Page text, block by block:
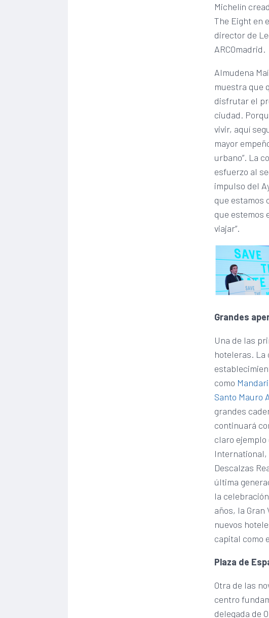
Michelín
The Eight en
director de
ARCOmadrid.
Almudena
muestra que
disfrutar el
ciudad.
vivir, aquí
mayor
urbano”. La
esfuerzo al
impulso del
que estamos
que estemos
viajar”.
Grandes
Una de las
hoteleras. La
como
Santo Mauro
grandes
continuará
claro
International,
Descalzas
última
la
años, la Gran
nuevos
capital como
Plaza de
Otra de las
centro
delegada de